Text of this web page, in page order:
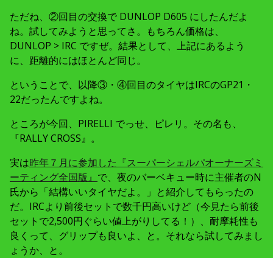
ただね、②回目の交換で DUNLOP D605 にしたんだよ
ね。試してみようと思ってさ。もちろん価格は、
DUNLOP > IRC ですぜ。結果として、上記にあるよう
に、距離的にはほとんど同じ。
ということで、以降③・④回目のタイヤはIRCのGP21・
22だったんですよね。
ところが今回、PIRELLI でっせ、ピレリ。その名も、
『RALLY CROSS』。
実は昨年７月に参加した『スーパーシェルパオーナーズミ
ーティング全国版』 で、夜のバーベキュー時に主催者のN
氏から「結構いいタイヤだよ。」と紹介してもらったの
だ。IRCより前後セットで数千円高いけど（今見たら前後
セットで2,500円ぐらい値上がりしてる！）、耐摩耗性も
良くって、グリップも良いよ、と。それなら試してみまし
ょうか、と。